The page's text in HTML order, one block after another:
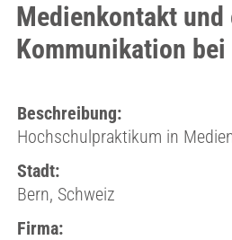
Medienkontakt und
Kommunikation bei
Beschreibung:
Hochschulpraktikum in
Stadt:
Bern, Schweiz
Firma: